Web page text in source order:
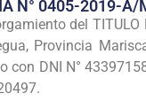
N° 0405-2019-
del
Provincia
con DNI N°